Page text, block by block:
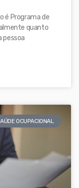
é Programa de
quanto
pessoa
OCUPACIONAL